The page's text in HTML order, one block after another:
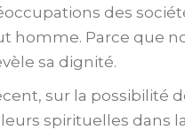
des
Parce que
sa dignité.
sur la
spirituelles dans